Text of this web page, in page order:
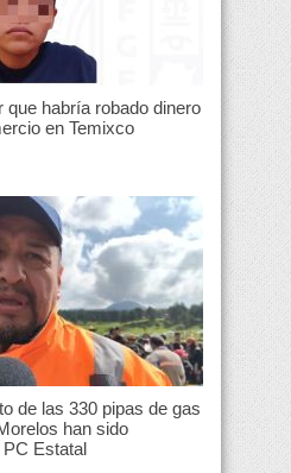
que habría robado dinero
en Temixco
de las 330 pipas de gas
han sido
Estatal